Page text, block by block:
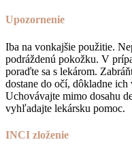
Upozornenie
Iba na vonkajšie použitie.
podráždenú pokožku. V
poraďte sa s lekárom.
dostane do očí, dôkladne
Uchovávajte mimo dosahu
vyhľadajte lekársku pomoc.
INCI zloženie